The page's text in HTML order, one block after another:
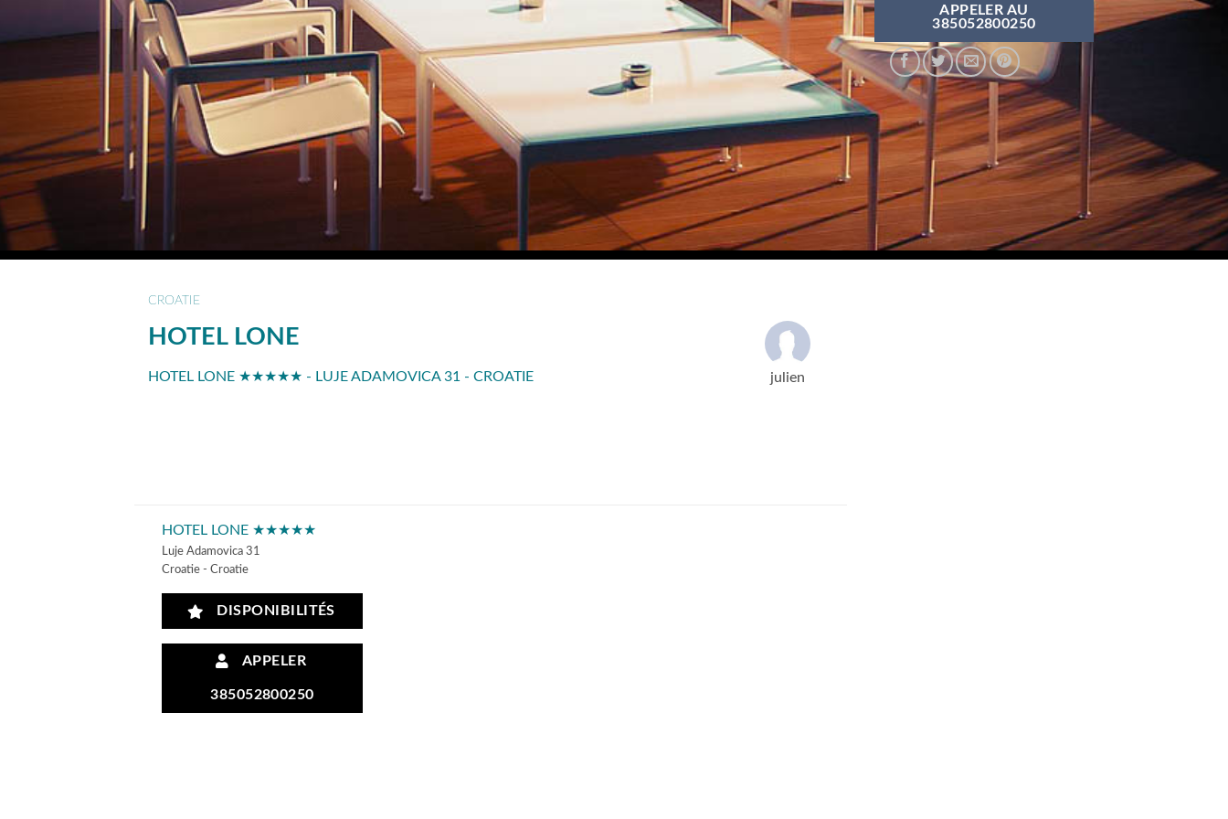
CROATIE
HOTEL LONE
HOTEL LONE ★★★★★ - LUJE ADAMOVICA 31 - CROATIE julien
HOTEL LONE ★★★★★
Luje Adamovica 31
Croatie - Croatie
DISPONIBILITÉS
APPELER
385052800250
APPELER AU
385052800250